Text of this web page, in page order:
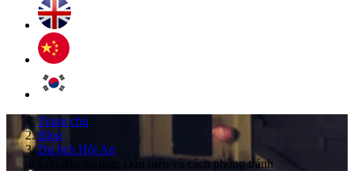
Trang chủ
Blog
Du lịch Hội An
Lừa đảo du lịch: Dấu hiệu và cách phòng tránh